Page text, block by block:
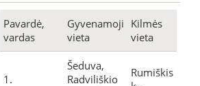
Pavardė,
vardas
Gyvenamoji
vieta
Kilmės
vieta
1.
Šeduva,
Radviliškio
Rumiškis